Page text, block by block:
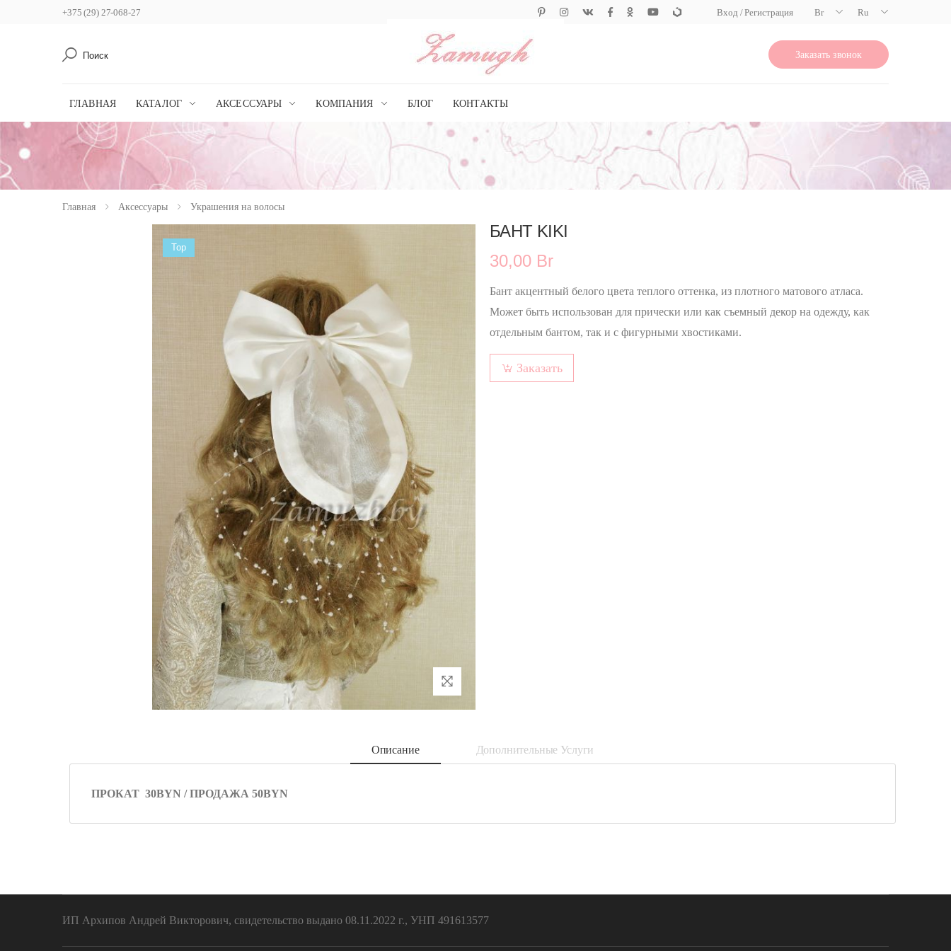
+375 (29) 27-068-27 Вход / Регистрация Br Ru
Заказать звонок
ГЛАВНАЯ КАТАЛОГ АКСЕССУАРЫ КОМПАНИЯ БЛОГ КОНТАКТЫ
Главная Аксессуары Украшения на волосы
Top
БАНТ KIKI
30,00 Br
Бант акцентный белого цвета теплого оттенка, из плотного матового атласа.
Может быть использован для прически или как съемный декор на одежду, как
отдельным бантом, так и с фигурными хвостиками.
Заказать
Описание Дополнительные Услуги
ПРОКАТ 30BYN / ПРОДАЖА 50BYN
ИП Архипов Андрей Викторович, свидетельство выдано 08.11.2022 г., УНП 491613577